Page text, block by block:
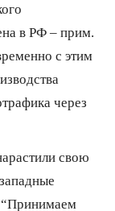
в РФ – прим.
с этим
через
свою
“Принимаем